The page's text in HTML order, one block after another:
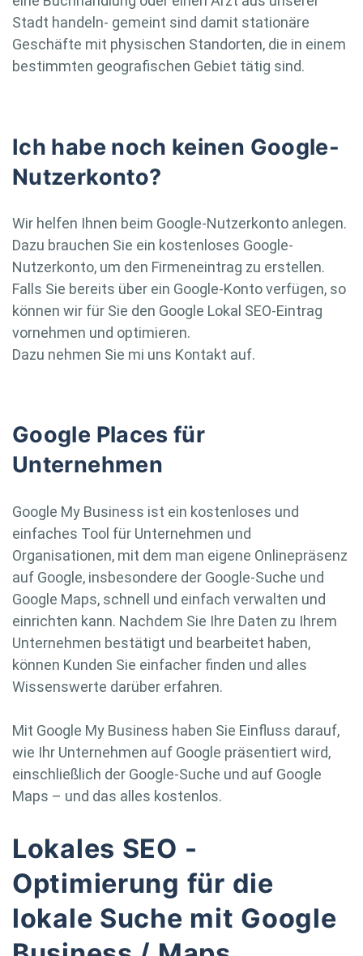
Stadt handeln- gemeint sind damit stationäre
Geschäfte mit physischen Standorten, die in einem
bestimmten geografischen Gebiet tätig sind.
Ich habe noch keinen Google-
Nutzerkonto?
Wir helfen Ihnen beim Google-Nutzerkonto anlegen.
Dazu brauchen Sie ein kostenloses Google-
Nutzerkonto, um den Firmeneintrag zu erstellen.
Falls Sie bereits über ein Google-Konto verfügen, so
können wir für Sie den Google Lokal SEO-Eintrag
vornehmen und optimieren.
Dazu nehmen Sie mi uns Kontakt auf.
Google Places für
Unternehmen
Google My Business ist ein kostenloses und
einfaches Tool für Unternehmen und
Organisationen, mit dem man eigene Onlinepräsenz
auf Google, insbesondere der Google-Suche und
Google Maps, schnell und einfach verwalten und
einrichten kann. Nachdem Sie Ihre Daten zu Ihrem
Unternehmen bestätigt und bearbeitet haben,
können Kunden Sie einfacher finden und alles
Wissenswerte darüber erfahren.
Mit Google My Business haben Sie Einfluss darauf,
wie Ihr Unternehmen auf Google präsentiert wird,
einschließlich der Google-Suche und auf Google
Maps – und das alles kostenlos.
Lokales SEO -
Optimierung für die
lokale Suche mit Google